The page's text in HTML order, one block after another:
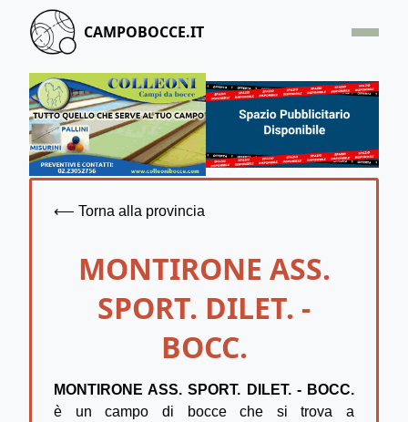
CAMPOBOCCE.IT
HOME
OFFERTA
SEGNALA UN CAMPO
⟵ Torna alla provincia
MONTIRONE ASS.
SPORT. DILET. -
BOCC.
MONTIRONE ASS. SPORT. DILET. - BOCC.
è un campo di bocce che si trova a